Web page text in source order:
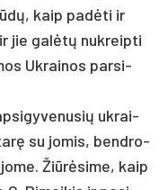
kaip pa­dėti ir
jie galėtų nu­kreip­ti
Uk­rai­nos par­si­
uk­rai­
su jo­mis, bend­ro­
Žiūrė­si­me, kaip